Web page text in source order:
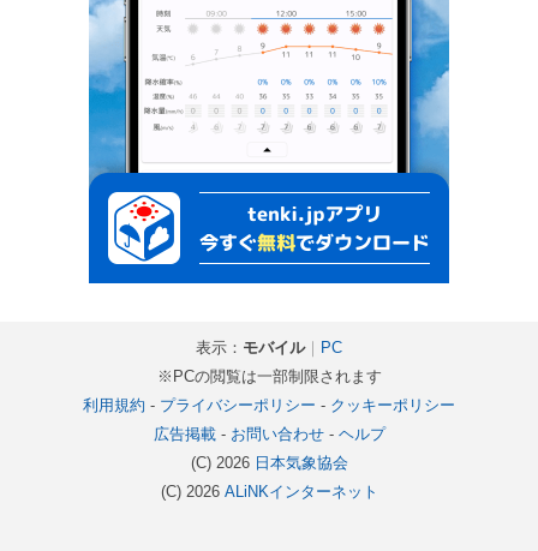
表示： モバイル｜ PC
※PCの閲覧は一部制限されます
利用規約 - プライバシーポリシー - クッキーポリシー
広告掲載- お問い合わせ- ヘルプ
(C) 2026 日本気象協会
(C) 2026 ALiNKインターネット